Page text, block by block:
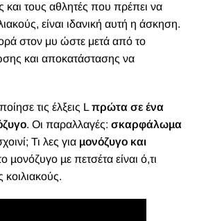
και τους αθλητές που πρέπει να
είναι ιδανική αυτή η άσκηση.
στον μυ ώστε μετά από το
και αποκατάστασης να
τις έλξεις L πρώτα σε ένα
. Οι παραλλαγές: σκαρφάλωµα
Τι λες για µονόζυγο και
µονόζυγο µε πετσέτα είναι ό,τι
κοιλιακούς.